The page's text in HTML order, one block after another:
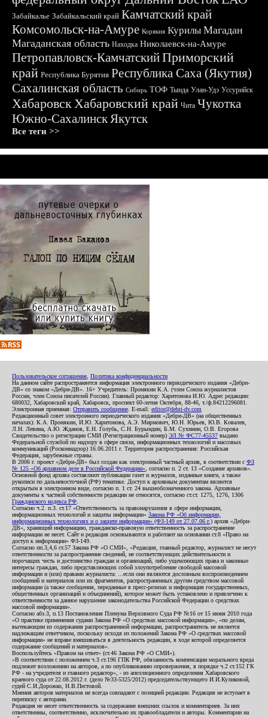
Забайкалье Забайкальский край Камчатский край
Комсомольск-на-Амуре Корякия Курилы Магадан
Магаданская область Находка Николаевск-на-Амуре
Петропавловск-КамчатскийПриморский
край Республика Бурятия Республика Саха (Якутия)
Сахалинская область Сибирь ТОФ Тында Улан-Удэ Уссурийск
ХабаровскХабаровский край Чита Чукотка
Южно-СахалинскЯкутск
Все теги >>
Пользовательское соглашение Политика конфиденциальности
На данном сайте распространяется информация электронного периодического издания «Дебри-
ДВ» со знаком «Дебри-ДВ». 16+ Учредитель: Пронякин К.А. (член Союза журналистов
России, член Союза писателей России). Главный редактор: Харитонова И.Ю. Адрес редакции:
680032, Хабаровский край, Хабаровск, проспект 60-летия Октября, 88-46, т./ф.84212296081.
Электронная приемная: Отправить сообщение . E-mail: editor@debri-dv.com
Редакционный совет электронного периодического издания «Дебри-ДВ» (на общественных
началах): К.А. Пронякин, И.Ю. Харитонова, А.Э. Мирмович, Ю.Н. Юрьев, Ю.В. Ковалев,
Л.Н. Левина, А.Ю. Жданов, Е.Н. Голубь, С.Н. Бурындин, Б.М. Сухинин, О.В. Егорова
Свидетельство о регистрации СМИ (Регистрационный номер) ЭЛ № ФС77-45537 выдано
Федеральной службой по надзору в сфере связи, информационных технологий и массовых
коммуникаций (Роскомнадзор) 16.06.2011 г. Территория распространения: Российская
Федерация, зарубежные страны.
В 2006 г. проект «Дебри-ДВ» был создан как электронный частный архив, в соответствии с ФЗ
№ 125 «Об архивном деле в Российской Федерации» , согласно п. 2 ст. 13 «Создание архивов».
Основной фонд архива составляют публикации газет и журналов, изданные книги, а также
рукописи по дальневосточной (РФ) тематике. Доступ к архивным документам является
открытым в электронном виде, согласно п. 1 ст. 24 вышеобозначенного закона. Архивные
документы к частной собственности редакции не относятся, согласно ст.ст. 1275, 1276, 1306
Гражданского кодекса РФ
Согласно ч.2. п.3. ст.17 «Ответственность за правонарушения в сфере информации,
информационных технологий и защиты информации» Закона РФ «Об информации,
информационных технологиях и о защите информации» (ФЗ-149 от 27.07.06 г.) архив «Дебри-
ДВ», хранящий информацию, гражданско-правовую ответственность за распространение
информации не несет. Сайт и редакция основываются и работают на основании ст.8 «Право на
доступ к информации» ФЗ-149.
Согласно пп.3,4,6 ст.57 Закона РФ «О СМИ», «Редакция, главный редактор, журналист не несут
ответственности за распространение сведений, не соответствующих действительности и
порочащих честь и достоинство граждан и организаций, либо ущемляющих права и законные
интересы граждан, либо представляющих собой злоупотребление свободой массовой
информации и (или) правами журналиста: ...если они являются дословным воспроизведением
сообщений и материалов или их фрагментов, распространенных другим средством массовой
информации (а также сообщения, переданные в пресс-релизах и информация государственных,
общественных организаций и объединений), которое может быть установлено и привлечено к
ответственности за данное нарушение законодательства Российской Федерации о средствах
массовой информации».
Согласно абз.3, п.13 Постановления Пленума Верховного Суда РФ №16 от 15 июня 2010 года
«О практике применения судами Закона РФ «О средствах массовой информации», «по делам,
вытекающим из содержания распространенной информации, распространитель не является
надлежащим ответчиком, поскольку исходя из положений Закона РФ «О средствах массовой
информации» не вправе вмешиваться в деятельность редакции, в ходе которой определяется
содержание сообщений и материалов».
Воспользуйтесь «Правом на ответ» (ст.46 Закона РФ «О СМИ»).
«В соответствии с положением ч.3 ст.196 ГПК РФ, обязанность компенсации морального вреда
подлежит возложению на авторов, а по опубликованию опровержения, в порядке ч.2 ст.152 ГК
РФ - на учредителя и главного редактор», - из апелляционного определения Хабаровского
краевого суда от 22.08.2012 г. (дело №33-5325/2012) председательствующего И.И.Куликовой,
судей С.И.Дорожко, Н.В.Пестовой.
Мнения авторов материалов не всегда совпадают с позицией редакции. Редакция не вступает в
переписку с авторами.
Редакция не несет ответственность за содержание внешних ссылок и комментариев. За них
ответственны, соответственно, исключительно их правообладатели и авторы. Комментарии на